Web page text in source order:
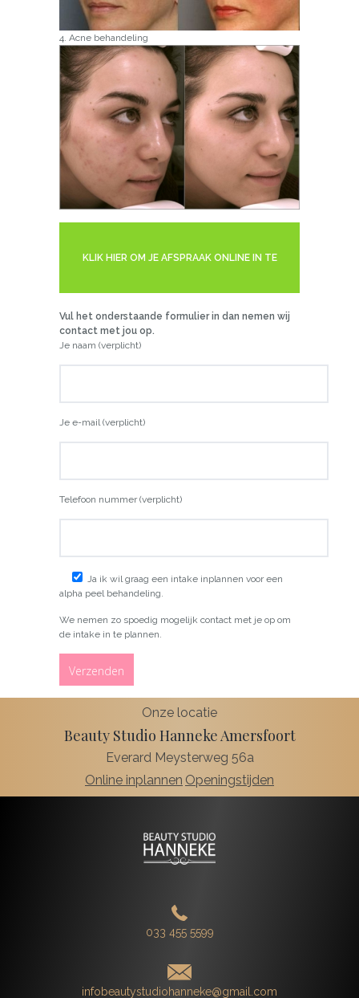
4. Acne behandeling
KLIK HIER OM JE AFSPRAAK ONLINE IN TE
Vul het onderstaande formulier in dan nemen wij
contact met jou op.
Je naam (verplicht)
Je e-mail (verplicht)
Telefoon nummer (verplicht)
Ja ik wil graag een intake inplannen voor een
alpha peel behandeling.
We nemen zo spoedig mogelijk contact met je op om
de intake in te plannen.
Onze locatie
Beauty Studio Hanneke Amersfoort
Everard Meysterweg 56a
Online inplannen Openingstijden
033 455 5599
infobeautystudiohanneke@gmail.com